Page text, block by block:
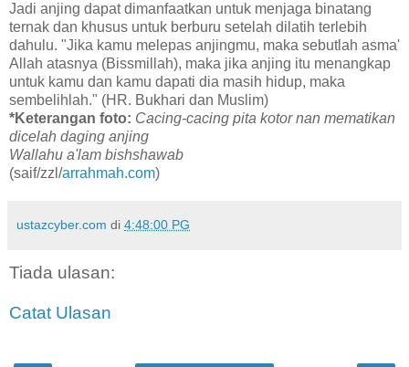
Jadi anjing dapat dimanfaatkan untuk menjaga binatang
ternak dan khusus untuk berburu setelah dilatih terlebih
dahulu. "Jika kamu melepas anjingmu, maka sebutlah asma'
Allah atasnya (Bissmillah), maka jika anjing itu menangkap
untuk kamu dan kamu dapati dia masih hidup, maka
sembelihlah." (HR. Bukhari dan Muslim)
*Keterangan foto: Cacing-cacing pita kotor nan mematikan
dicelah daging anjing
Wallahu a'lam bishshawab
(saif/zzl/arrahmah.com)
ustazcyber.com di 4:48:00 PG
Tiada ulasan:
Catat Ulasan